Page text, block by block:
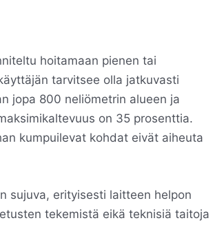
hoitamaan pienen tai
tarvitsee olla jatkuvasti
jopa 800 neliömetrin alueen ja
on 35 prosenttia.
kumpuilevat kohdat eivät aiheuta
sujuva, erityisesti laitteen helpon
tekemistä eikä teknisiä taitoja